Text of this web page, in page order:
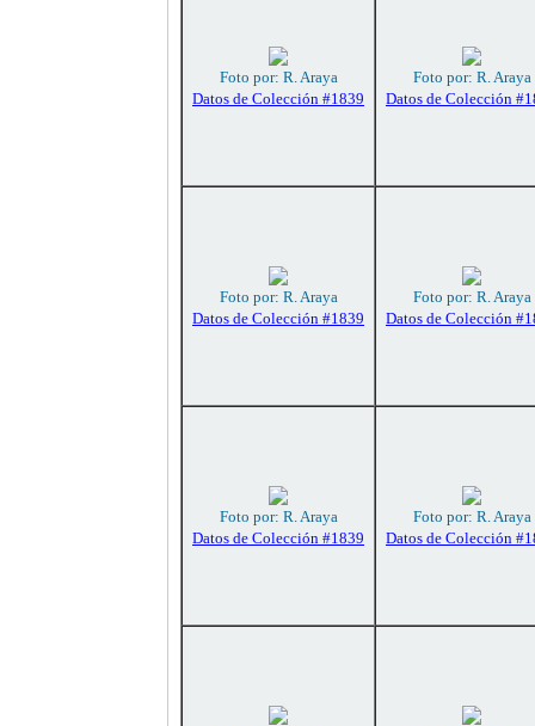
Foto por: R. Araya
Datos de Colección #1839
Foto por: R. Araya
Datos de Colección
Foto por: R. Araya
Datos de Colección #1839
Foto por: R. Araya
Datos de Colección
Foto por: R. Araya
Datos de Colección #1839
Foto por: R. Araya
Datos de Colección